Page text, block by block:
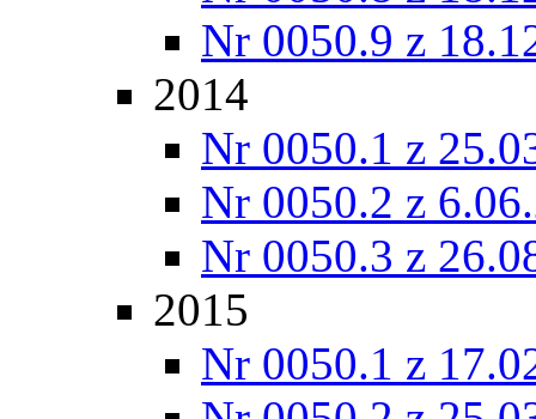
Nr 0050.9 z
2014
Nr 0050.1 z
Nr 0050.2 z
Nr 0050.3 z
2015
Nr 0050.1 z